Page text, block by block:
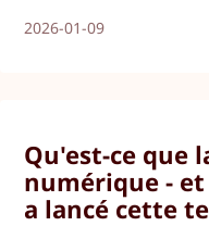
2026-01-09
Qu'est-ce que
numérique -
a lancé cette